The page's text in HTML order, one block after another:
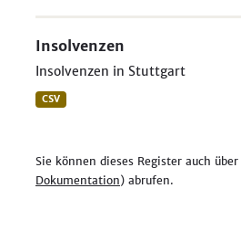
Insolvenzen
Insolvenzen in Stuttgart
CSV
Sie können dieses Register auch
Dokumentation) abrufen.